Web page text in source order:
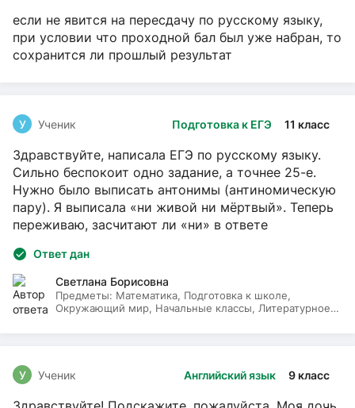
если не явится на пересдачу по русскому языку,
при условии что проходной бал был уже набран, то
сохранится ли прошлый результат
Подготовка к ЕГЭ 11 класс
У Ученик
Здравствуйте, написала ЕГЭ по русскому языку.
Сильно беспокоит одно задание, а точнее 25-е.
Нужно было выписать антонимы (антиномическую
пару). Я выписала «ни живой ни мёртвый». Теперь
переживаю, засчитают ли «ни» в ответе
Ответ дан
Светлана Борисовна
Предметы: Математика, Подготовка к школе,
Окружающий мир, Начальные классы, Литературное
Английский язык 9 класс
У Ученик